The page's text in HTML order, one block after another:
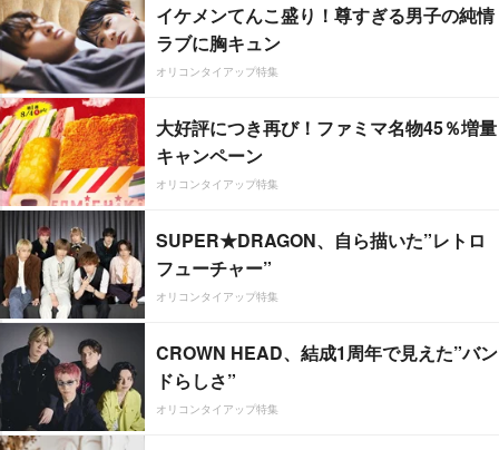
イケメンてんこ盛り！尊すぎる男子の純情
ラブに胸キュン
オリコンタイアップ特集
大好評につき再び！ファミマ名物45％増量
キャンペーン
オリコンタイアップ特集
SUPER★DRAGON、自ら描いた”レトロ
フューチャー”
オリコンタイアップ特集
CROWN HEAD、結成1周年で見えた”バン
ドらしさ”
オリコンタイアップ特集